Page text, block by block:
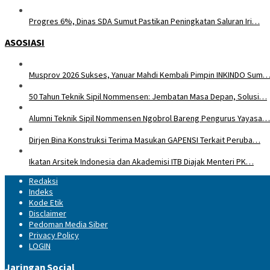
Progres 6%, Dinas SDA Sumut Pastikan Peningkatan Saluran Iri…
ASOSIASI
Musprov 2026 Sukses, Yanuar Mahdi Kembali Pimpin INKINDO Sum…
50 Tahun Teknik Sipil Nommensen: Jembatan Masa Depan, Solusi…
Alumni Teknik Sipil Nommensen Ngobrol Bareng Pengurus Yayasa…
Dirjen Bina Konstruksi Terima Masukan GAPENSI Terkait Peruba…
Ikatan Arsitek Indonesia dan Akademisi ITB Diajak Menteri PK…
Redaksi
Indeks
Kode Etik
Disclaimer
Pedoman Media Siber
Privacy Policy
LOGIN
Jaringan Social